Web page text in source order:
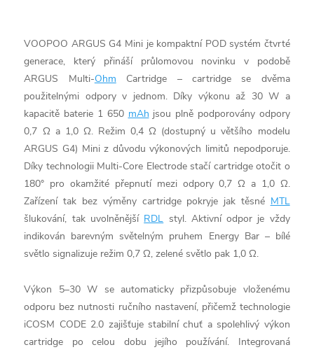
VOOPOO ARGUS G4 Mini je kompaktní POD systém čtvrté
generace, který přináší průlomovou novinku v podobě
ARGUS Multi-Ohm Cartridge – cartridge se dvěma
použitelnými odpory v jednom. Díky výkonu až 30 W a
kapacitě baterie 1 650 mAh jsou plně podporovány odpory
0,7 Ω a 1,0 Ω. Režim 0,4 Ω (dostupný u většího modelu
ARGUS G4) Mini z důvodu výkonových limitů nepodporuje.
Díky technologii Multi-Core Electrode stačí cartridge otočit o
180° pro okamžité přepnutí mezi odpory 0,7 Ω a 1,0 Ω.
Zařízení tak bez výměny cartridge pokryje jak těsné MTL
šlukování, tak uvolněnější RDL styl. Aktivní odpor je vždy
indikován barevným světelným pruhem Energy Bar – bílé
světlo signalizuje režim 0,7 Ω, zelené světlo pak 1,0 Ω.
Výkon 5–30 W se automaticky přizpůsobuje vloženému
odporu bez nutnosti ručního nastavení, přičemž technologie
iCOSM CODE 2.0 zajišťuje stabilní chuť a spolehlivý výkon
cartridge po celou dobu jejího používání. Integrovaná